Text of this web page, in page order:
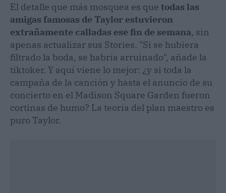
El detalle que más mosquea es que todas las
amigas famosas de Taylor estuvieron
extrañamente calladas ese fin de semana, sin
apenas actualizar sus Stories. "Si se hubiera
filtrado la boda, se habría arruinado", añade la
tiktoker. Y aquí viene lo mejor: ¿y si toda la
campaña de la canción y hasta el anuncio de su
concierto en el Madison Square Garden fueron
cortinas de humo? La teoría del plan maestro es
puro Taylor.